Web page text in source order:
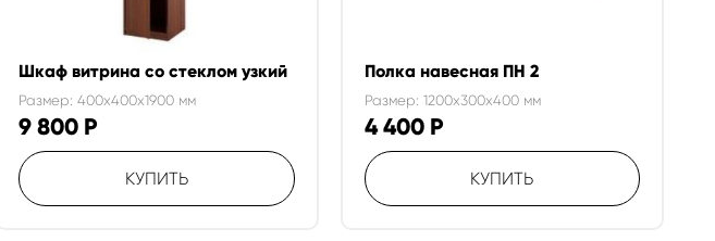
Шкаф витрина со стеклом узкий
Размер: 400x400x1900 мм
9 800 Р
КУПИТЬ
Полка навесная ПН 2
Размер: 1200x300x400 мм
4 400 Р
КУПИТЬ